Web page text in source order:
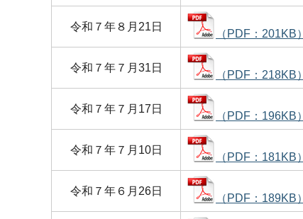
令和７年８月21日
（PDF：201KB）
令和７年７月31日
（PDF：218KB）
令和７年７月17日
（PDF：196KB）
令和７年７月10日
（PDF：181KB）
令和７年６月26日
（PDF：189KB）